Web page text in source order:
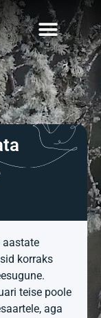
aastate
korraks
teise poole
aga